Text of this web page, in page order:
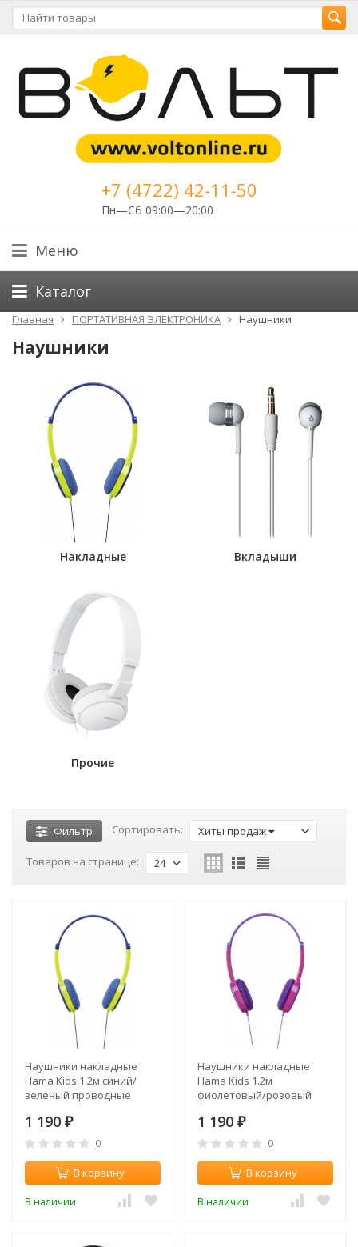
+7 (4722) 42-11-50
Пн—Сб 09:00—20:00
Меню
Каталог
Главная ПОРТАТИВНАЯ ЭЛЕКТРОНИКА Наушники
Наушники
Накладные Вкладыши
Прочие
Фильтр Сортировать: Хиты продаж
Товаров на странице: 24
Наушники накладные
Hama Kids 1.2м синий/
зеленый проводные
1 190 ₽
0
В корзину
В наличии
Наушники накладные
Hama Kids 1.2м
фиолетовый/розовый
(00177014)
1 190 ₽
0
В корзину
В наличии